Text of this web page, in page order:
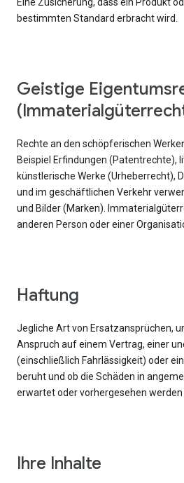
Eine Zusicherung, dass ein Produkt
bestimmten Standard erbracht wird.
Geistige Eigentumsrechte
Rechte an den schöpferischen
Beispiel Erfindungen (Patentrechte),
künstlerische Werke (Urheberrecht),
und im geschäftlichen Verkehr
und Bilder (Marken).
anderen Person oder einer
Haftung
Jegliche Art von Ersatzansprüchen,
Anspruch auf einem Vertrag, einer
(einschließlich Fahrlässigkeit) oder
beruht und ob die Schäden in
erwartet oder vorhergesehen werden
Ihre Inhalte